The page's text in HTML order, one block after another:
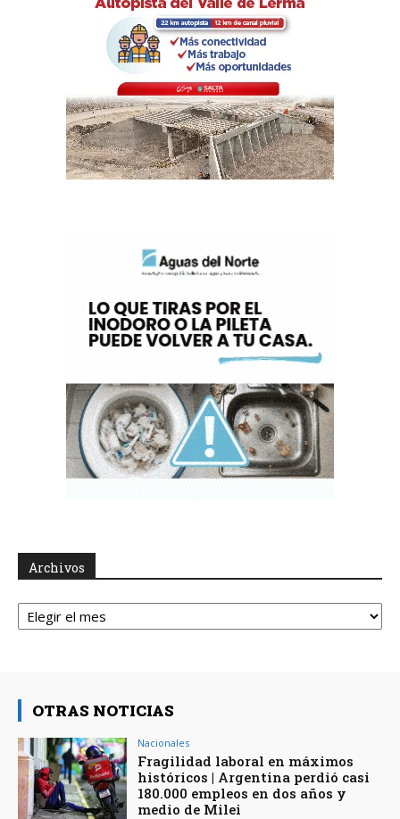
Archivos
Archivos
OTRAS NOTICIAS
Nacionales
Fragilidad laboral en máximos
históricos | Argentina perdió casi
180.000 empleos en dos años y
medio de Milei